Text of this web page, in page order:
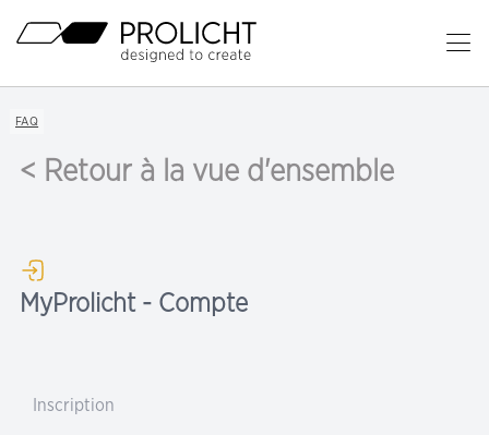
En-
le
Breadcrumb
FAQ
< Retour à la vue d'ensemble
MyProlicht - Compte
Inscription